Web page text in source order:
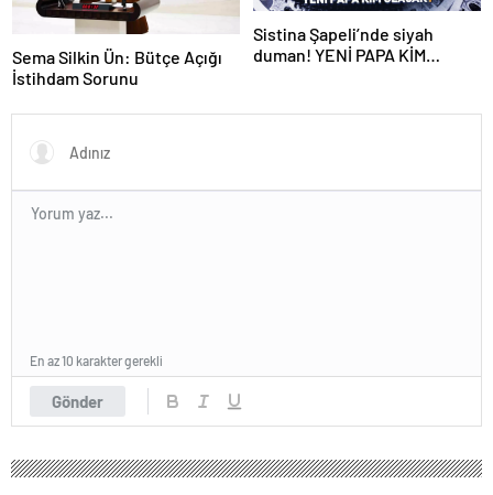
Sema Silkin Ün: Bütçe Açığı
İstihdam Sorunu
Sistina Şapeli’nde siyah
duman! YENİ PAPA KİM
Gönder
En az 10 karakter gerekli